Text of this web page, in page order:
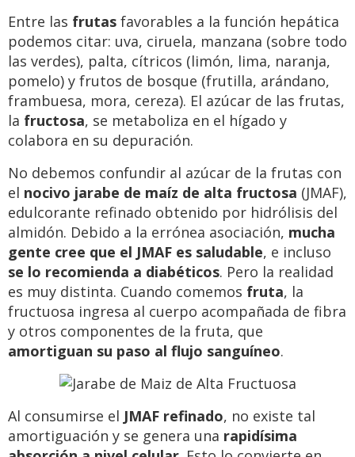
Entre las frutas favorables a la función hepática
podemos citar: uva, ciruela, manzana (sobre todo
las verdes), palta, cítricos (limón, lima, naranja,
pomelo) y frutos de bosque (frutilla, arándano,
frambuesa, mora, cereza). El azúcar de las frutas,
la fructosa, se metaboliza en el hígado y
colabora en su depuración.
No debemos confundir al azúcar de la frutas con
el nocivo jarabe de maíz de alta fructosa (JMAF),
edulcorante refinado obtenido por hidrólisis del
almidón. Debido a la errónea asociación, mucha
gente cree que el JMAF es saludable, e incluso
se lo recomienda a diabéticos. Pero la realidad
es muy distinta. Cuando comemos fruta, la
fructuosa ingresa al cuerpo acompañada de fibra
y otros componentes de la fruta, que
amortiguan su paso al flujo sanguíneo.
Al consumirse el JMAF refinado, no existe tal
amortiguación y se genera una rapidísima